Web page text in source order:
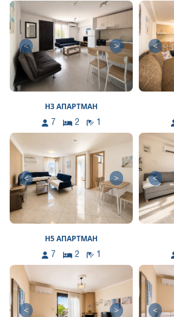
< > <
Н3 АПАРТМАН
7 2 1
< > <
Н5 АПАРТМАН
7 2 1
< > <